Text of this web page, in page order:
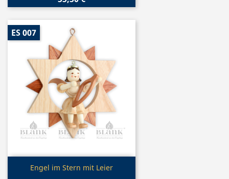
Vorschau
Engel im Stern mit Leier
ES 007